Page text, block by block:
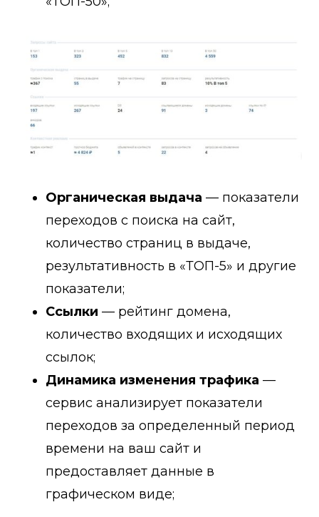
Органическая выдача — показатели
переходов с поиска на сайт,
количество страниц в выдаче,
результативность в «ТОП-5» и другие
показатели;
Ссылки — рейтинг домена,
количество входящих и исходящих
ссылок;
Динамика изменения трафика —
сервис анализирует показатели
переходов за определенный период
времени на ваш сайт и
предоставляет данные в
графическом виде;